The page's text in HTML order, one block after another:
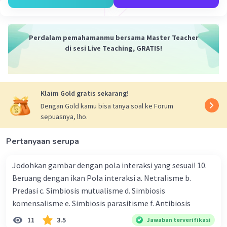
sehat) dan XHXh (anak perempuan pembawa) dengan
orangtua hanya memberikan satu kromosom X kepada
anak perempuan mereka.
dia akan menjadi pembawa hemofilia.
Beri Rating ·5.0(1) Balas
Iklan
Hemofilia adalah gangguan perdarahan yang
terkait dengan alel resesif pada kromosom X.
Karena ini adalah gangguan yang terkait dengan
kromosom seks, risiko terjadinya hemofilia pada
anak perempuan akan bergantung pada
Perdalam pemahamanmu bersama Master Teacher
di sesi Live Teaching, GRATIS!
Klaim Gold gratis sekarang!
Dengan Gold kamu bisa tanya soal ke Forum
sepuasnya, lho.
Pertanyaan serupa
Jodohkan gambar dengan pola interaksi yang sesuai! 10.
Beruang dengan ikan Pola interaksi a. Netralisme b.
Predasi c. Simbiosis mutualisme d. Simbiosis
komensalisme e. Simbiosis parasitisme f. Antibiosis
11 3.5 Jawaban terverifikasi